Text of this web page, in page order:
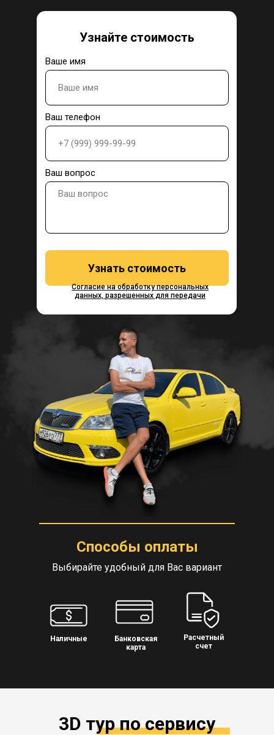
Узнайте стоимость
Ваше имя
Ваш телефон
Ваш вопрос
Узнать стоимость
Согласие на обработку персональных
данных, разрешенных для передачи
Наличные
Банковская
карта
Расчетный
счет
Выбирайте удобный для Вас вариант
Способы оплаты
3D тур по сервису